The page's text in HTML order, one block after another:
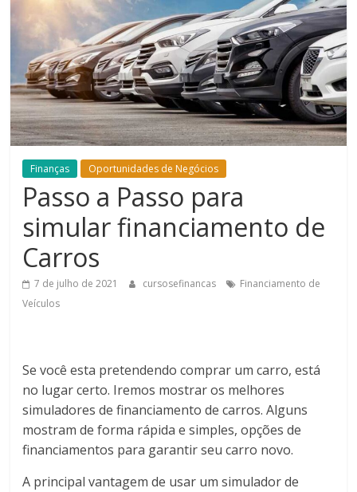
Estar
Finanças Oportunidades de Negócios
Passo a Passo para
simular financiamento de
Carros
7 de julho de 2021 cursosefinancas
Financiamento de
Veículos
Se você esta pretendendo comprar um carro, está
no lugar certo. Iremos mostrar os melhores
simuladores de financiamento de carros. Alguns
mostram de forma rápida e simples, opções de
financiamentos para garantir seu carro novo.
A principal vantagem de usar um simulador de